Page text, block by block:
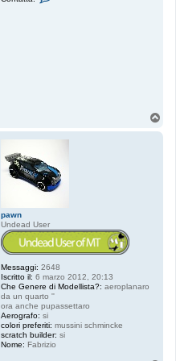
pawn
Undead User
Messaggi: 2648
Iscritto il: 6 marzo 2012, 20:13
Che Genere di Modellista?: aeroplanaro
da un quarto ''
ora anche pupassettaro
Aerografo: si
colori preferiti: mussini schmincke
scratch builder: si
Nome: Fabrizio